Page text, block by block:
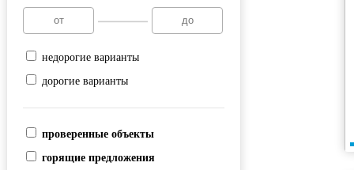
недорогие варианты
дорогие варианты
проверенные объекты
горящие предложения